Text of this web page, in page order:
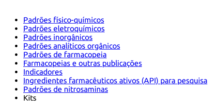
Padrões físico-químicos
Padrões eletroquímicos
Padrões inorgânicos
Padrões analíticos orgânicos
Padrões de farmacopeia
Farmacopeias e outras publicações
Indicadores
Ingredientes farmacêuticos ativos (API) para pesquisa
Padrões de nitrosaminas
Kits